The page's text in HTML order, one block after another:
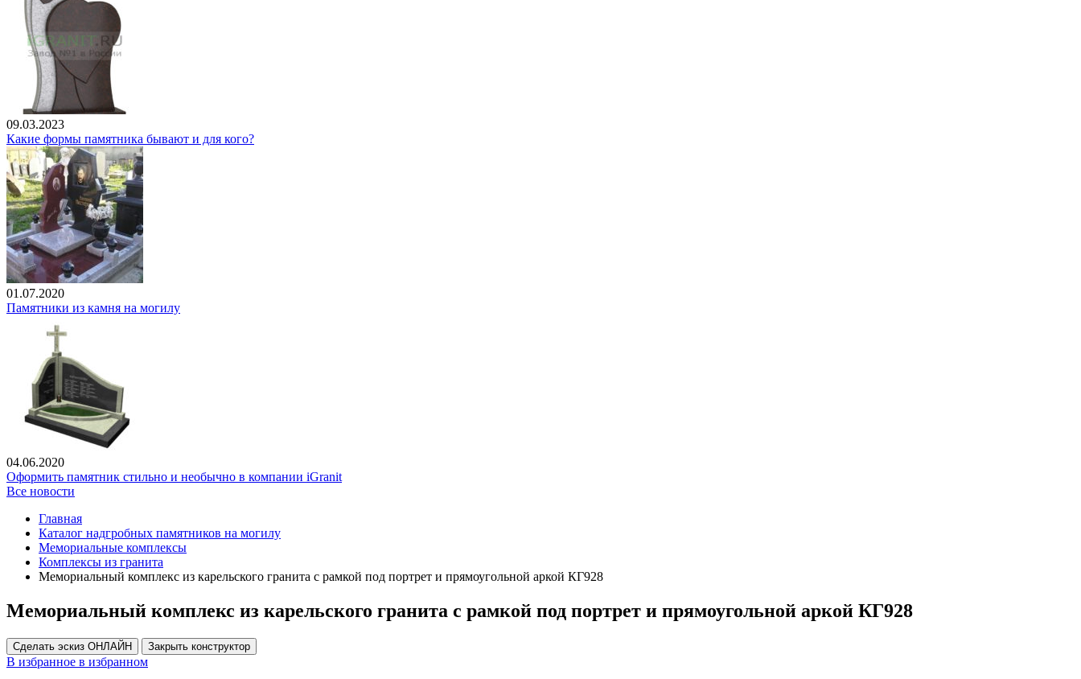
09.03.2023
Какие формы памятника бывают и для кого?
01.07.2020
Памятники из камня на могилу
04.06.2020
Оформить памятник стильно и необычно в компании iGranit
Все новости
Главная
Каталог надгробных памятников на могилу
Мемориальные комплексы
Комплексы из гранита
Мемориальный комплекс из карельского гранита с рамкой под портрет и прямоугольной аркой КГ928
Мемориальный комплекс из карельского гранита с рамкой под портрет и прямоугольной аркой КГ928
Сделать эскиз ОНЛАЙН Закрыть конструктор
В избранное в избранном